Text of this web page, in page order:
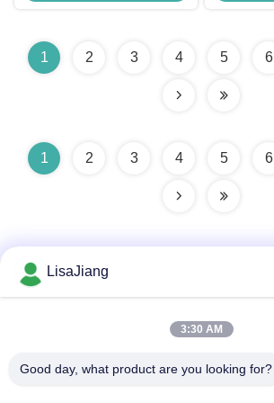
1 2 3 4 5 6
1 2 3 4 5 6
LisaJiang
3:30 AM
Good day, what product are you looking for?